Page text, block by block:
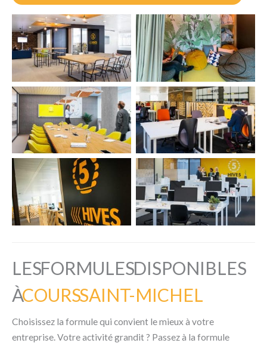
LES FORMULES DISPONIBLES
ÀCOURS SAINT-MICHEL
Choisissez la formule qui convient le mieux à votre
entreprise. Votre activité grandit ? Passez à la formule